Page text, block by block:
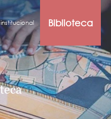
Biblioteca